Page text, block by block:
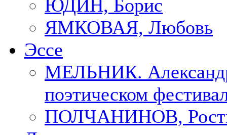
ЮДИН, Борис
ЯМКОВАЯ, Любовь
Эссе
МЕЛЬНИК.
поэтическом
ПОЛЧАНИНОВ,